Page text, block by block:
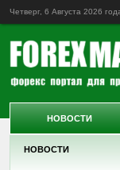
Четверг, 6 Августа 2026
НОВОСТИ
НОВОСТИ